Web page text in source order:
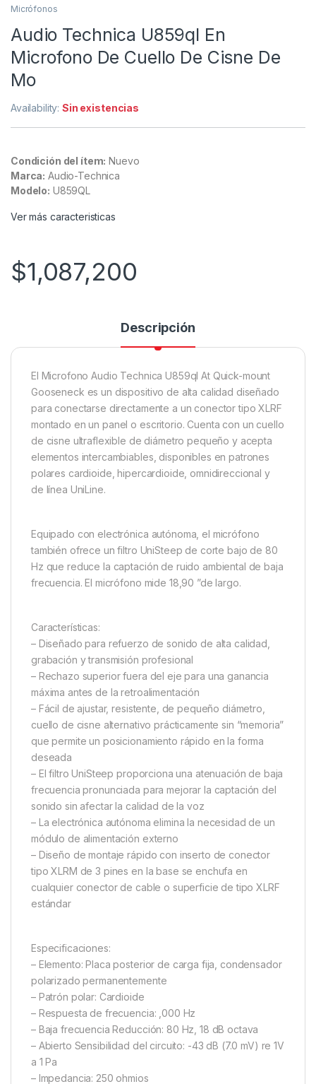
Micrófonos
Audio Technica U859ql En
Microfono De Cuello De Cisne De
Mo
Availability:Sin existencias
Condición del ítem: Nuevo
Marca: Audio-Technica
Modelo: U859QL
Ver más caracteristicas
$1,087,200
Descripción
El Microfono Audio Technica U859ql At Quick-mount
Gooseneck es un dispositivo de alta calidad diseñado
para conectarse directamente a un conector tipo XLRF
montado en un panel o escritorio. Cuenta con un cuello
de cisne ultraflexible de diámetro pequeño y acepta
elementos intercambiables, disponibles en patrones
polares cardioide, hipercardioide, omnidireccional y
de línea UniLine.
Equipado con electrónica autónoma, el micrófono
también ofrece un filtro UniSteep de corte bajo de 80
Hz que reduce la captación de ruido ambiental de baja
frecuencia. El micrófono mide 18,90 ”de largo.
Características:
– Diseñado para refuerzo de sonido de alta calidad,
grabación y transmisión profesional
– Rechazo superior fuera del eje para una ganancia
máxima antes de la retroalimentación
– Fácil de ajustar, resistente, de pequeño diámetro,
cuello de cisne alternativo prácticamente sin “memoria”
que permite un posicionamiento rápido en la forma
deseada
– El filtro UniSteep proporciona una atenuación de baja
frecuencia pronunciada para mejorar la captación del
sonido sin afectar la calidad de la voz
– La electrónica autónoma elimina la necesidad de un
módulo de alimentación externo
– Diseño de montaje rápido con inserto de conector
tipo XLRM de 3 pines en la base se enchufa en
cualquier conector de cable o superficie de tipo XLRF
estándar
Especificaciones:
– Elemento: Placa posterior de carga fija, condensador
polarizado permanentemente
– Patrón polar: Cardioide
– Respuesta de frecuencia: ,000 Hz
– Baja frecuencia Reducción: 80 Hz, 18 dB octava
– Abierto Sensibilidad del circuito: -43 dB (7.0 mV) re 1V
a 1 Pa
– Impedancia: 250 ohmios